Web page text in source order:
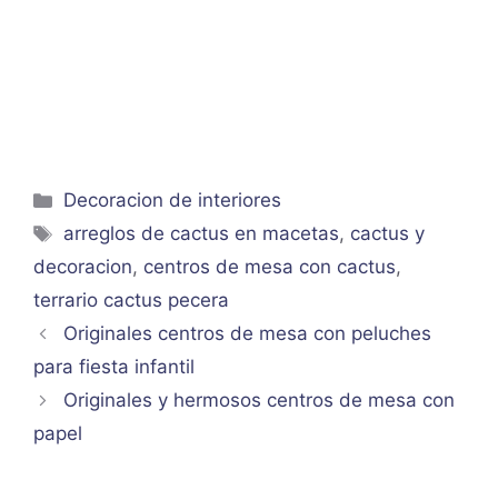
Categorías
Decoracion de interiores
Etiquetas
arreglos de cactus en macetas, cactus y
decoracion, centros de mesa con cactus,
terrario cactus pecera
Originales centros de mesa con peluches
para fiesta infantil
Originales y hermosos centros de mesa con
papel